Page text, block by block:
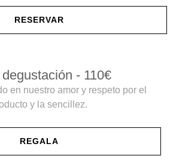
RESERVAR
- 110€
en nuestro amor y respeto por el
y la sencillez.
REGALA